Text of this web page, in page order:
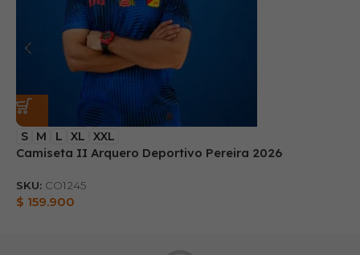
S M L XL XXL
Camiseta II Arquero Deportivo Pereira 2026
SKU: CO1245
$ 159.900